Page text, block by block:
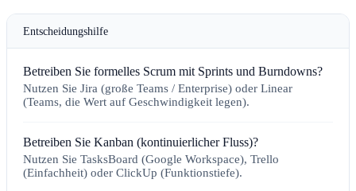
Entscheidungshilfe
Betreiben Sie formelles Scrum mit Sprints und Burndowns?
Nutzen Sie Jira (große Teams / Enterprise) oder Linear
(Teams, die Wert auf Geschwindigkeit legen).
Betreiben Sie Kanban (kontinuierlicher Fluss)?
Nutzen Sie TasksBoard (Google Workspace), Trello
(Einfachheit) oder ClickUp (Funktionstiefe).